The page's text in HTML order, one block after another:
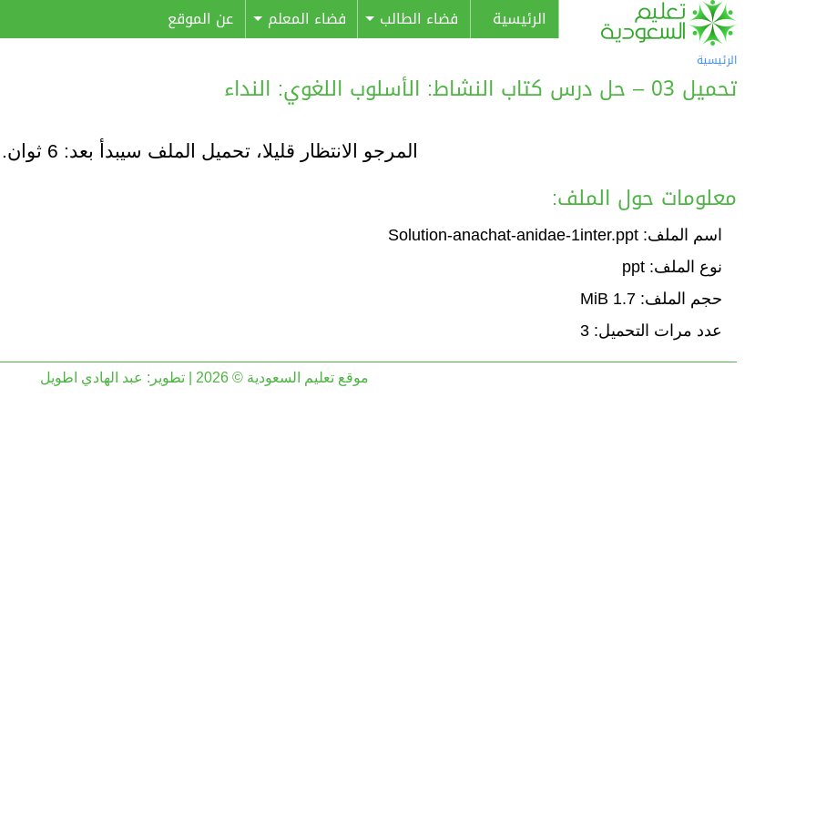
الرئيسية فضاء الطالب فضاء المعلم عن الموقع
الرئيسية
تحميل 03 – حل درس كتاب النشاط: الأسلوب اللغوي: النداء
المرجو الانتظار قليلا، تحميل الملف سيبدأ بعد: 6
معلومات حول الملف:
اسم الملف: Solution-anachat-anidae-1inter.ppt
نوع الملف: ppt
حجم الملف: 1.7 MiB
عدد مرات التحميل: 3
موقع تعليم السعودية © 2026 | تطوير: عبد الهادي اطويل